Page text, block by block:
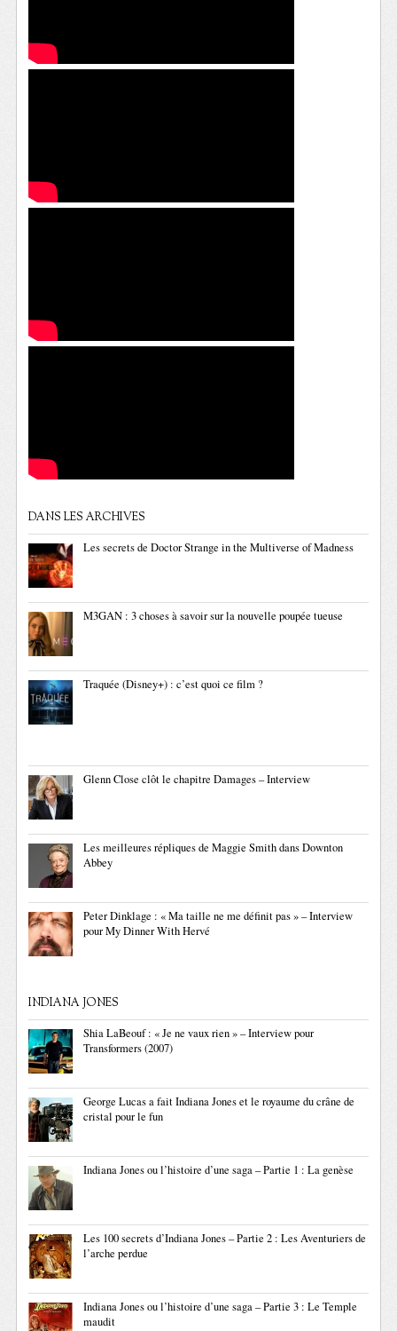
DANS LES ARCHIVES
Les secrets de Doctor Strange in the Multiverse of Madness
M3GAN : 3 choses à savoir sur la nouvelle poupée tueuse
Traquée (Disney+) : c’est quoi ce film ?
Glenn Close clôt le chapitre Damages – Interview
Les meilleures répliques de Maggie Smith dans Downton
Abbey
Peter Dinklage : « Ma taille ne me définit pas » – Interview
pour My Dinner With Hervé
INDIANA JONES
Shia LaBeouf : « Je ne vaux rien » – Interview pour
Transformers (2007)
George Lucas a fait Indiana Jones et le royaume du crâne de
cristal pour le fun
Indiana Jones ou l’histoire d’une saga – Partie 1 : La genèse
Les 100 secrets d’Indiana Jones – Partie 2 : Les Aventuriers de
l’arche perdue
Indiana Jones ou l’histoire d’une saga – Partie 3 : Le Temple
maudit